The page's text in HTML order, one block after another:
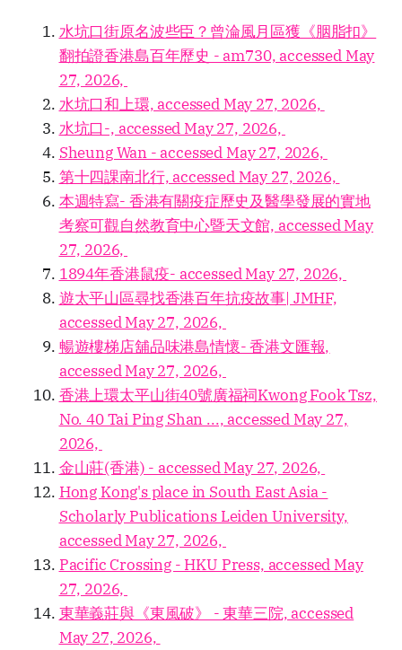
水坑口街原名波些臣？曾淪風月區獲《胭脂扣》
翻拍證香港島百年歷史 - am730, accessed May
27, 2026,
水坑口和上環, accessed May 27, 2026,
水坑口-, accessed May 27, 2026,
Sheung Wan - accessed May 27, 2026,
第十四課南北行, accessed May 27, 2026,
本週特寫- 香港有關疫症歷史及醫學發展的實地
考察可觀自然教育中心暨天文館, accessed May
27, 2026,
1894年香港鼠疫- accessed May 27, 2026,
遊太平山區尋找香港百年抗疫故事| JMHF,
accessed May 27, 2026,
暢遊樓梯店舖品味港島情懷- 香港文匯報,
accessed May 27, 2026,
香港上環太平山街40號廣福祠Kwong Fook Tsz,
No. 40 Tai Ping Shan ..., accessed May 27,
2026,
金山莊(香港) - accessed May 27, 2026,
Hong Kong's place in South East Asia -
Scholarly Publications Leiden University,
accessed May 27, 2026,
Pacific Crossing - HKU Press, accessed May
27, 2026,
東華義莊與《東風破》 - 東華三院, accessed
May 27, 2026,